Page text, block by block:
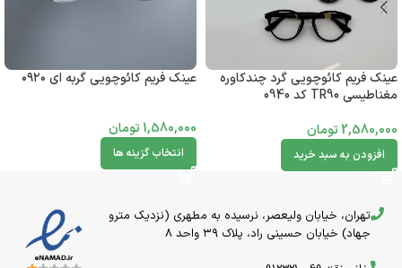
عینک فریم کائوچویی گرد چندکاوره
مغناطیسی TR90 کد 0940
2,580,000تومان
افزودن به سبد خرید
عینک فریم کائوچویی گربه ای ۰۹۲۰
1,580,000تومان
انتخاب گزینه ها
تهران، خیابان ولیعصر، نرسیده به مطهری (نزدیک مترو
جهاد) خیابان حسینی راد، پلاک ۳۹ واحد 8